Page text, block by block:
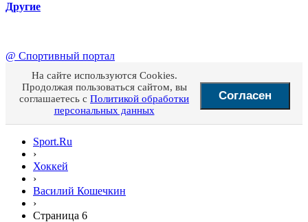
Другие
@ Спортивный портал
На сайте используются Cookies.
Продолжая пользоваться сайтом, вы
соглашаетесь с Политикой обработки
персональных данных
Согласен
Sport.Ru
›
Хоккей
›
Василий Кошечкин
›
Страница 6